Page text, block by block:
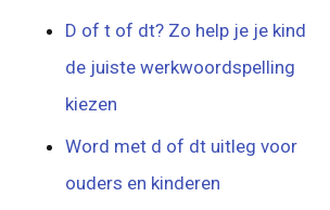
D of t of dt? Zo help je je kind
de juiste werkwoordspelling
kiezen
Word met d of dt uitleg voor
ouders en kinderen